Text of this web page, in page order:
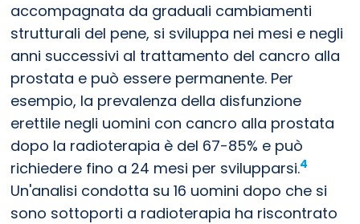
accompagnata da graduali cambiamenti
strutturali del pene, si sviluppa nei mesi e negli
anni successivi al trattamento del cancro alla
prostata e può essere permanente. Per
esempio, la prevalenza della disfunzione
erettile negli uomini con cancro alla prostata
dopo la radioterapia è del 67-85% e può
richiedere fino a 24 mesi per svilupparsi.4
Un'analisi condotta su 16 uomini dopo che si
sono sottoporti a radioterapia ha riscontrato